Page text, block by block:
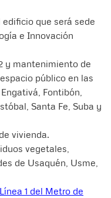
que será sede
e Innovación
y mantenimiento de
público en las
Fontibón,
Santa Fe, Suba y
vivienda.
vegetales,
de Usaquén, Usme,
Línea 1 del Metro de